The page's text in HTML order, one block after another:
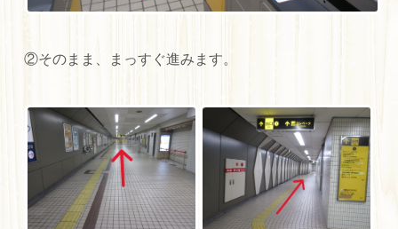
②そのまま、まっすぐ進みます。